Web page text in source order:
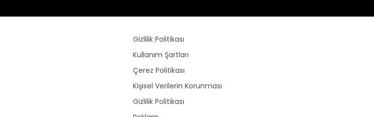
Gizlilik Politikası
Kullanım Şartları
Çerez Politikası
Kişisel Verilerin Korunması
Gizlilik Politikası